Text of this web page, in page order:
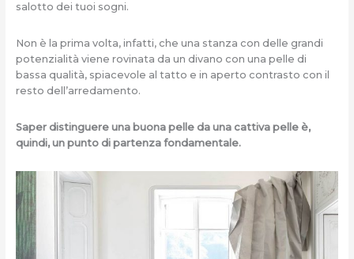
salotto dei tuoi sogni.
Non è la prima volta, infatti, che una stanza con delle grandi
potenzialità viene rovinata da un divano con una pelle di
bassa qualità, spiacevole al tatto e in aperto contrasto con il
resto dell’arredamento.
Saper distinguere una buona pelle da una cattiva pelle è,
quindi, un punto di partenza fondamentale.